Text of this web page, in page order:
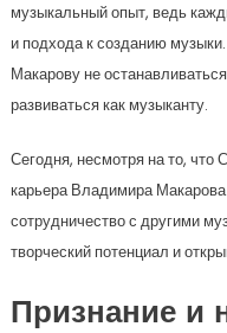
музыкальный опыт, ведь
и подхода к созданию
Макарову не
развиваться как музыканту.
Сегодня, несмотря на то,
карьера Владимира
сотрудничество с другими
творческий потенциал и
Признание и